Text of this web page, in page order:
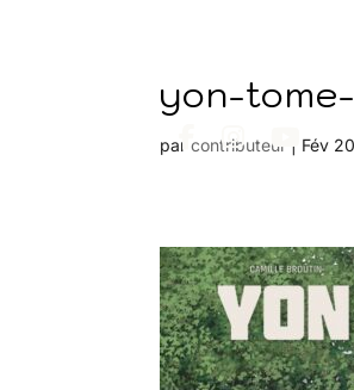
yon-
parcontributeur | Fév